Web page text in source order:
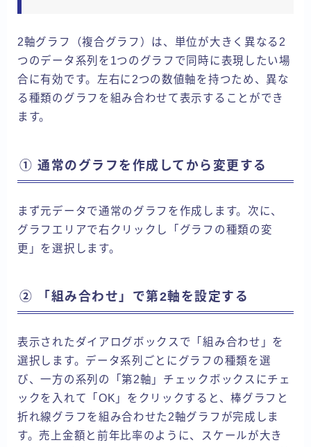
2軸グラフ（複合グラフ）は、単位が大きく異なる2
つのデータ系列を1つのグラフで同時に表現したい場
合に有効です。左右に2つの数値軸を持つため、異な
る種類のグラフを組み合わせて表示することができ
ます。
① 通常のグラフを作成してから変更する
まず元データで通常のグラフを作成します。次に、
グラフエリアで右クリックし「グラフの種類の変
更」を選択します。
② 「組み合わせ」で第2軸を設定する
表示されたダイアログボックスで「組み合わせ」を
選択します。データ系列ごとにグラフの種類を選
び、一方の系列の「第2軸」チェックボックスにチェ
ックを入れて「OK」をクリックすると、棒グラフと
折れ線グラフを組み合わせた2軸グラフが完成しま
す。売上金額と前年比率のように、スケールが大き